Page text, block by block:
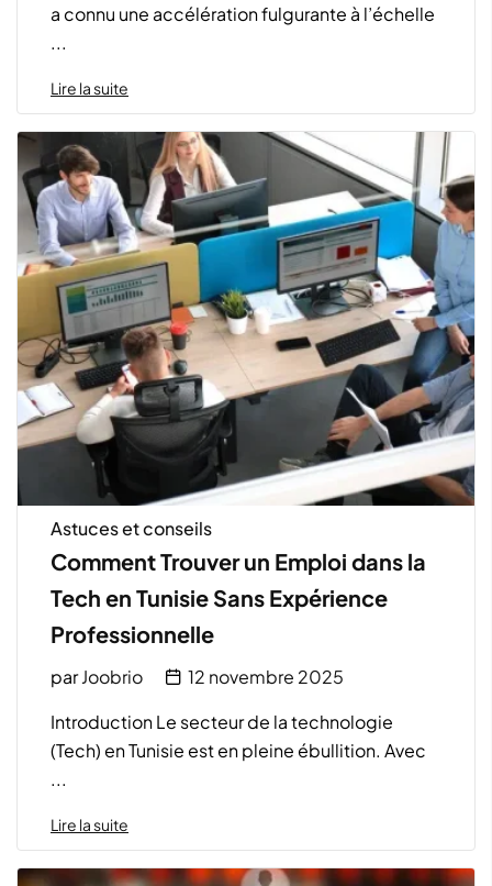
a connu une accélération fulgurante à l’échelle
...
Lire la suite
Astuces et conseils
Comment Trouver un Emploi dans la
Tech en Tunisie Sans Expérience
Professionnelle
parJoobrio
12 novembre 2025
Introduction Le secteur de la technologie
(Tech) en Tunisie est en pleine ébullition. Avec
...
Lire la suite